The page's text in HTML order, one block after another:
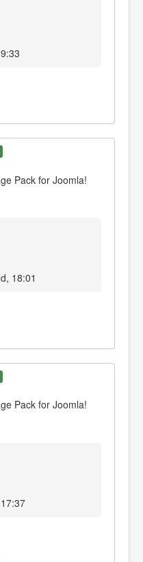
Pack for Joomla!
18:01
Pack for Joomla!